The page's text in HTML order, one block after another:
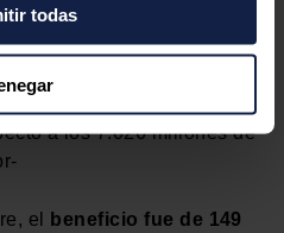
sobre su ubicación
una precisión de varios
específicas (huellas
todas
2023, el grupo tenía un
a los 7.026 millones de
el
beneficio fue de 149